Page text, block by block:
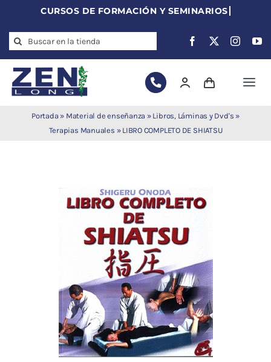
content
Search
for:
Auriculoterapia
Auriculomedicina
Magnetoterapia
Portada » Material de enseñanza » Libros, Láminas y Dvd's »
Terapias Manuales » LIBRO COMPLETO DE SHIATSU